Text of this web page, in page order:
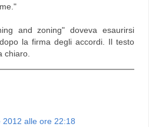
and zoning" doveva esaurirsi
la firma degli accordi. Il testo
chiaro.
2012 alle ore 22:18